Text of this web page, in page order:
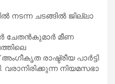
നടന്ന ചടങ്ങില്‍ ജില്ലാ
ചേതന്‍കുമാര്‍ മീണ
രാഷ്ട്രീയ പാര്‍ട്ടി
വരാനിരിക്കുന്ന നിയമസഭാ